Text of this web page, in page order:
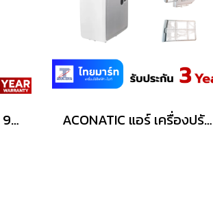
ACONATIC แอร์เคลื่อนที่ 9,000 BTU รุ่น AN-PAC09A2 ACONATIC แอร์ เครื่องปรับอากาศเคลื่อนที่ 14000 BTU รุุ่น AN-PAC14D1